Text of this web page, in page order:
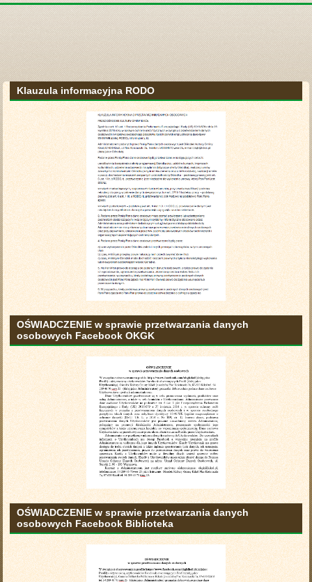
Klauzula informacyjna RODO
OŚWIADCZENIE w sprawie przetwarzania danych
osobowych Facebook OKGK
OŚWIADCZENIE w sprawie przetwarzania danych
osobowych Facebook Biblioteka